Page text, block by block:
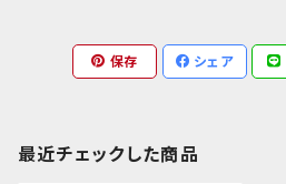
保存 シェア
最近チェックした商品